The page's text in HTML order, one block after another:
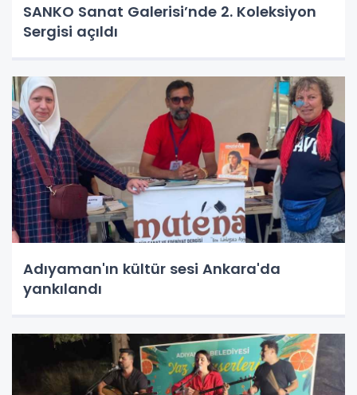
SANKO Sanat Galerisi’nde 2. Koleksiyon
Sergisi açıldı
Adıyaman'ın kültür sesi Ankara'da
yankılandı